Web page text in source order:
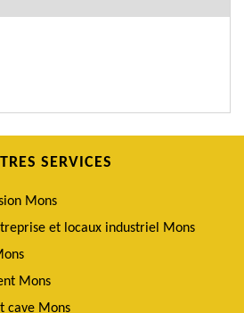
SERVICES
Mons
et locaux industriel Mons
Mons
cave Mons